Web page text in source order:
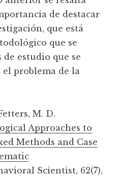
de destacar
que está
que se
estudio que se
problema de la
M. D.
Approaches to
Methods and Case
Scientist, 62(7),